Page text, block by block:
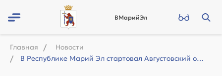
ВМарийЭл
Главная
Новости
В Республике Марий Эл стартовал Августовский образовательный форум